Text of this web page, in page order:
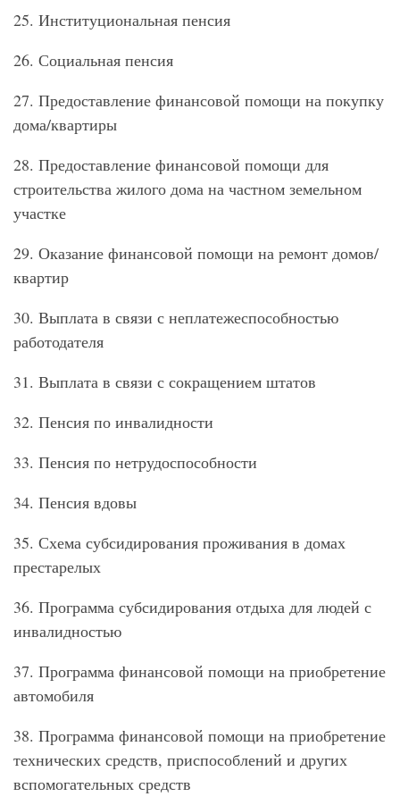
25. Институциональная пенсия
26. Социальная пенсия
27. Предоставление финансовой помощи на покупку
дома/квартиры
28. Предоставление финансовой помощи для
строительства жилого дома на частном земельном
участке
29. Оказание финансовой помощи на ремонт домов/
квартир
30. Выплата в связи с неплатежеспособностью
работодателя
31. Выплата в связи с сокращением штатов
32. Пенсия по инвалидности
33. Пенсия по нетрудоспособности
34. Пенсия вдовы
35. Схема субсидирования проживания в домах
престарелых
36. Программа субсидирования отдыха для людей с
инвалидностью
37. Программа финансовой помощи на приобретение
автомобиля
38. Программа финансовой помощи на приобретение
технических средств, приспособлений и других
вспомогательных средств